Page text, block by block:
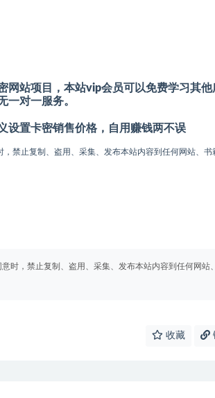
网站项目，本站vip会员可以免费学习其他
一对一服务。
设置卡密销售价格，自用赚钱两不误
禁止复制、盗用、采集、发布本站内容到任何网站、书
时，禁止复制、盗用、采集、发布本站内容到任何网站
收藏